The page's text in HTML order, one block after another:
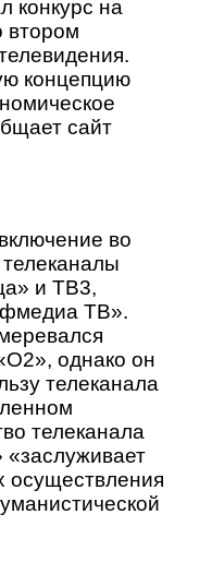
конкурс на
втором
концепцию
еское
сайт
во
и ТВ3,
ТВ».
однако он
телеканала
телеканала
«заслуживает
осуществления